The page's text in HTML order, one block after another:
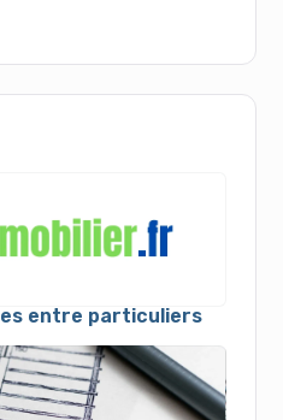
entre particuliers